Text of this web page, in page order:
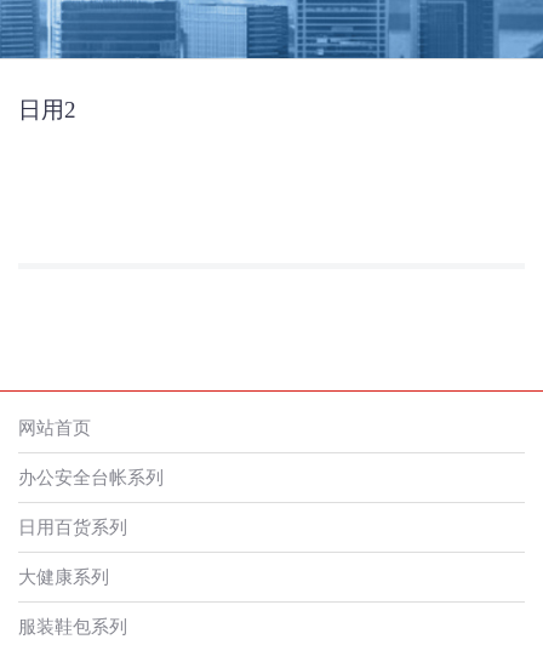
日用2
网站首页
办公安全台帐系列
日用百货系列
大健康系列
服装鞋包系列